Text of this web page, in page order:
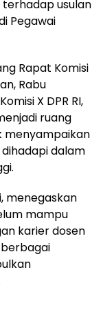
terhadap usulan
Pegawai
Rapat Komisi
Rabu
X DPR RI,
ruang
menyampaikan
dalam
menegaskan
mampu
karier dosen